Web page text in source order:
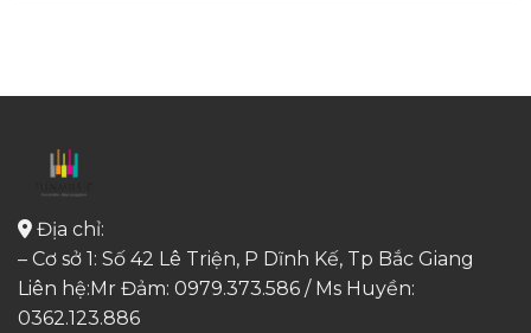
Địa chỉ:
– Cơ sở 1: Số 42 Lê Triện, P Dĩnh Kế, Tp Bắc Giang
Liên hệ:Mr Đảm: 0979.373.586 / Ms Huyền:
0362.123.886